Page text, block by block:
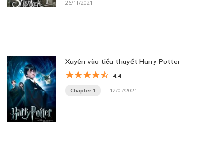
26/11/2021
Xuyên vào tiểu thuyết Harry Potter
4.4
Chapter 1 12/07/2021